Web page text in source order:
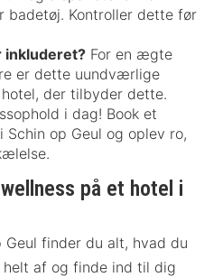
badetøj. Kontroller dette før
inkluderet? For en ægte
er dette uundværlige
der tilbyder dette.
i dag! Book et
Schin op Geul og oplev ro,
på et hotel i
Geul finder du alt, hvad du
af og finde ind til dig